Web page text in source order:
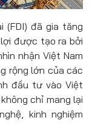
(FDI) đã gia tăng
được tạo ra bởi
nhận Việt Nam
rộng lớn của các
đầu tư vào Việt
chỉ mang lại
kinh nghiệm